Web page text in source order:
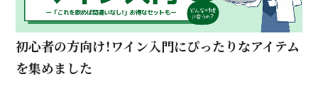
初心者の方向け！ワイン入門にぴったりなアイテム
を集めました